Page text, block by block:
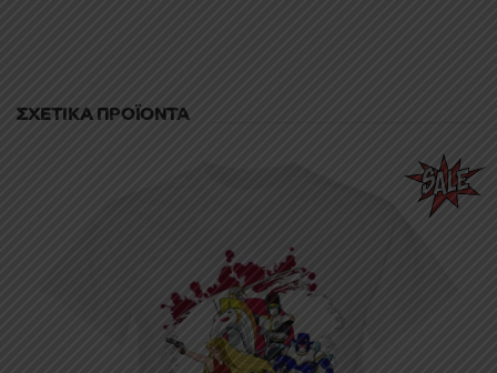
ΣΧΕΤΙΚΆ ΠΡΟΪΌΝΤΑ